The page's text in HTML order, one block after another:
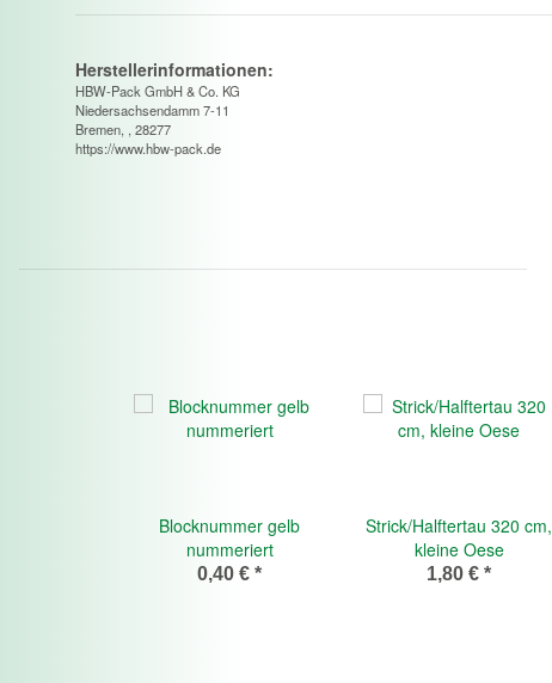
Herstellerinformationen:
HBW-Pack GmbH & Co. KG
Niedersachsendamm 7-11
Bremen, , 28277
https://www.hbw-pack.de
Blocknummer gelb
nummeriert
0,40 € *
Strick/Halftertau 320 cm,
kleine Oese
1,80 € *